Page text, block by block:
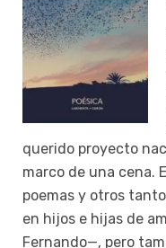
querido proyecto
marco de una cena.
poemas y otros
en hijos e hijas de
Fernando—, pero